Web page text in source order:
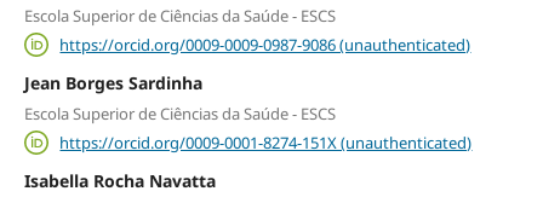
Escola Superior de Ciências da Saúde - ESCS
https://orcid.org/0009-0009-0987-9086 (unauthenticated)
Jean Borges Sardinha
Escola Superior de Ciências da Saúde - ESCS
https://orcid.org/0009-0001-8274-151X (unauthenticated)
Isabella Rocha Navatta